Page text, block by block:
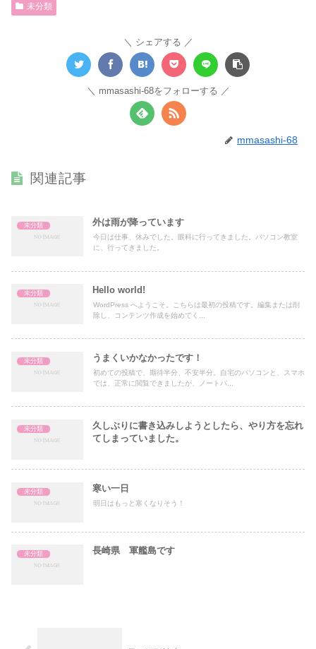
未分類
シェアする
mmasashi-68をフォローする
mmasashi-68
関連記事
未分類 外は雨が降っています
今日は仕事、休みでした。眼科に行ってきました。パソコン教室
に、行ってきました。
未分類 Hello world!
WordPress へようこそ。こちらは最初の投稿です。編集または削
除し、コンテンツ作成を始めてく...
未分類 うまくいかなかったです！
初めての投稿で、期待半分、不安半分。自宅のパソコンと、スマホ
では、正常に閲覧できましたが、ノートパ...
未分類
久しぶりに書き込みしようとしたら、やり方を忘れ
てしまっていました。
未分類 寒い一日
明日はもっと寒くなりそう！
未分類 長崎県 軍艦島です